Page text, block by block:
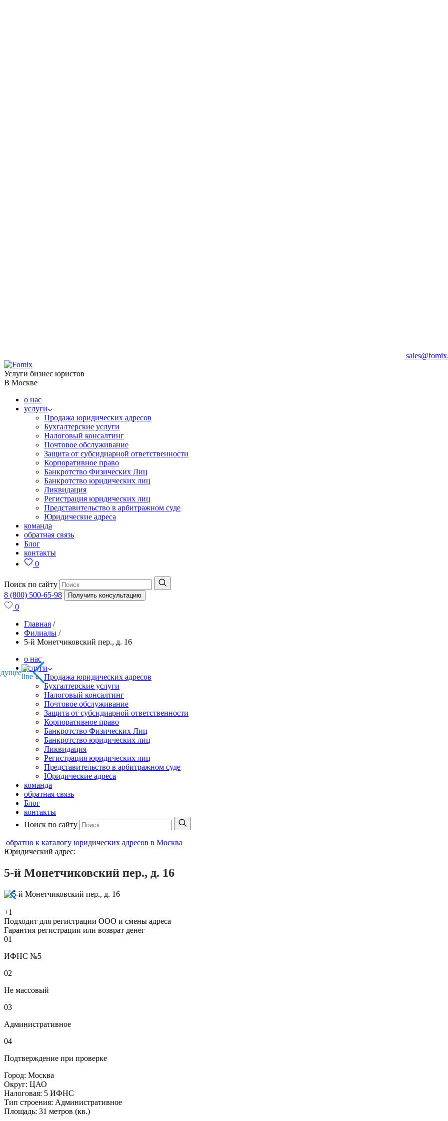
Услуги бизнес юристов
В Москве
о нас
услуги
Продажа юридических адресов
Бухгалтерские услуги
Налоговый консалтинг
Почтовое обслуживание
Защита от субсидиарной ответственности
Корпоративное право
Банкротство Физических Лиц
Банкротство юридических лиц
Ликвидация
Регистрация юридических лиц
Представительство в арбитражном суде
Юридические адреса
команда
обратная связь
Блог
контакты
0
Поиск по сайту
8 (800) 500-65-98
Получить консультацию
0
Главная /
Филиалы /
5-й Монетчиковский пер., д. 16
о нас
услуги
Продажа юридических адресов
Бухгалтерские услуги
Налоговый консалтинг
Почтовое обслуживание
Защита от субсидиарной ответственности
Корпоративное право
Банкротство Физических Лиц
Банкротство юридических лиц
Ликвидация
Регистрация юридических лиц
Представительство в арбитражном суде
Юридические адреса
команда
обратная связь
Блог
контакты
Поиск по сайту
обратно к каталогу юридических адресов в Москва
Юридический адрес:
5-й Монетчиковский пер., д. 16
+1
Подходит для регистрации ООО и смены адреса
Гарантия регистрации или возврат денег
01
ИФНС №5
02
Не массовый
03
Административное
04
Подтверждение при проверке
Город: Москва
Округ: ЦАО
Налоговая: 5 ИФНС
Тип строения: Административное
Площадь: 31 метров (кв.)